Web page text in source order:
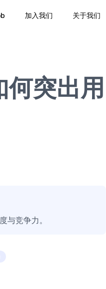
加入我们 关于我们
突出用
与竞争力。